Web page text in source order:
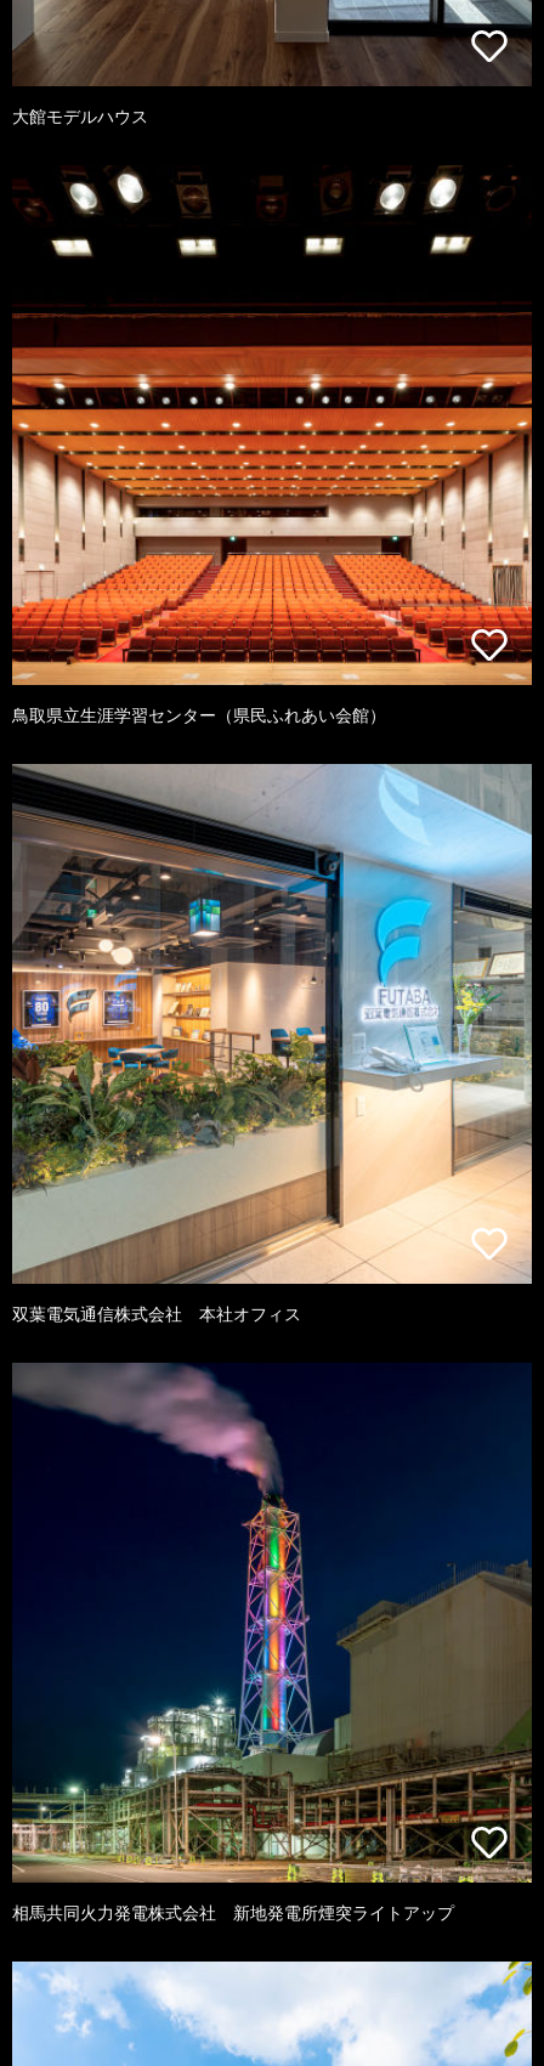
大館モデルハウス
鳥取県立生涯学習センター（県民ふれあい会館）
双葉電気通信株式会社 本社オフィス
相馬共同火力発電株式会社 新地発電所煙突ライトアップ